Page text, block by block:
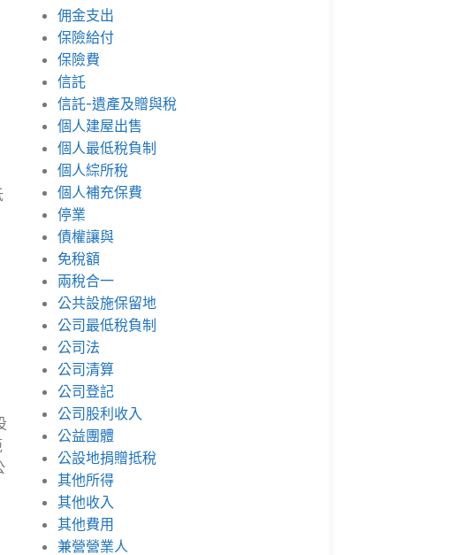
佣金支出
保險給付
保險費
信託
信託-遺產及贈與稅
個人建屋出售
個人最低稅負制
個人綜所稅
個人補充保費
停業
債權讓與
免稅額
兩稅合一
公共設施保留地
公司最低稅負制
公司法
公司清算
公司登記
公司股利收入
公益團體
公設地捐贈抵稅
其他所得
其他收入
其他費用
兼營營業人